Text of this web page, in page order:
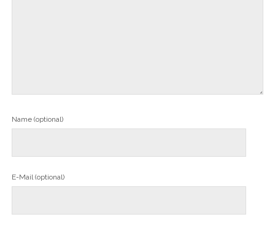
Name (optional)
E-Mail (optional)